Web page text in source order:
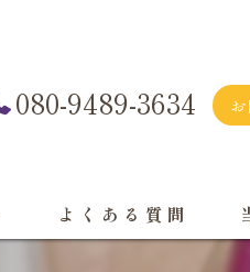
080-9489-3634
よくある質問